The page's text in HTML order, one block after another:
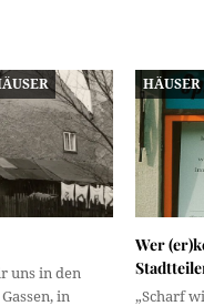
uns in den
in
HÄUSER
Wer
„Scharf